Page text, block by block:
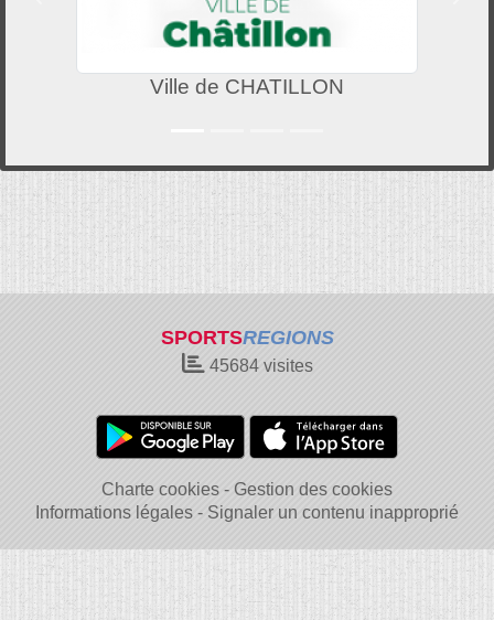
Ville de CHATILLON
SPORTSREGIONS
45684visites
Charte cookies
Gestion des cookies
Informations légales
Signaler un contenu inapproprié